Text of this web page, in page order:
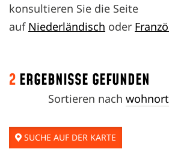
konsultieren Sie die Seite
auf Niederländisch oder
2 ERGEBNISSE GEFUNDEN
Sortieren nach wohnort
SUCHE AUF DER KARTE